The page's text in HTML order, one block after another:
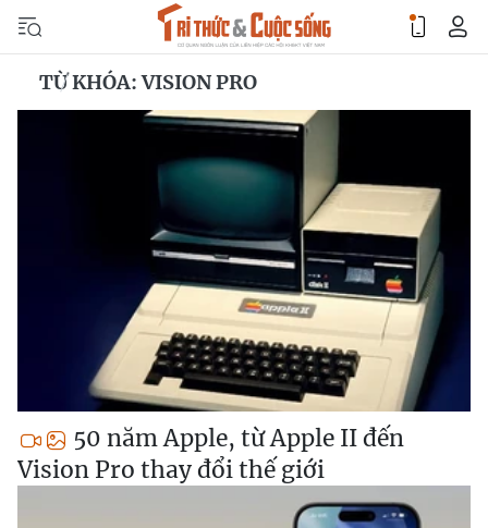
TỪ KHÓA: VISION PRO
50 năm Apple, từ Apple II đến
Vision Pro thay đổi thế giới